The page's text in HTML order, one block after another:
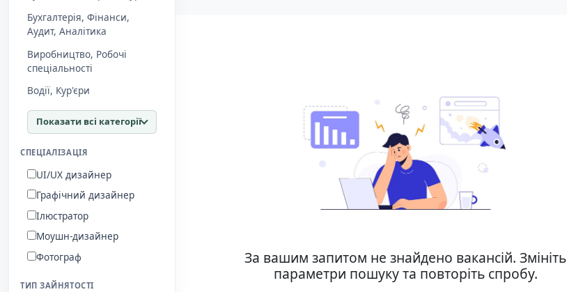
Бухгалтерія, Фінанси,
Aудит, Аналітика
Виробництво, Робочі
спеціальності
Водії, Кур'єри
Показати всі категорії
СПЕЦІАЛІЗАЦІЯ
UI/UX дизайнер
Графічний дизайнер
Ілюстратор
Моушн-дизайнер
Фотограф
ТИП ЗАЙНЯТОСТІ
За вашим запитом не знайдено вакансій. Змініть
параметри пошуку та повторіть спробу.